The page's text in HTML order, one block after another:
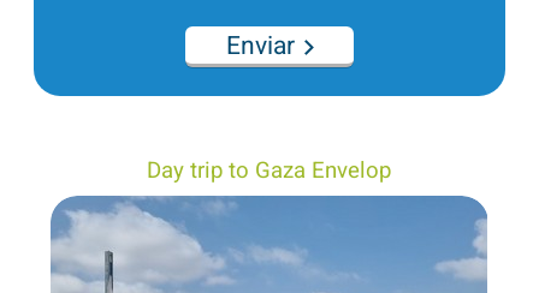
Enviar
Day trip to Gaza Envelop